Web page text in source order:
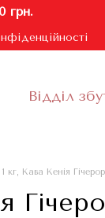
грн.
Відділ
1 кг, Кава Кенія